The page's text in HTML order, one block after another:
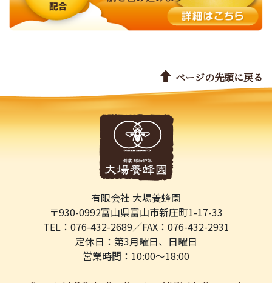
ページの先頭に戻る
有限会社 大場養蜂園
〒930-0992富山県富山市新庄町1-17-33
TEL：076-432-2689／FAX：076-432-2931
定休日：第3月曜日、日曜日
営業時間：10:00～18:00